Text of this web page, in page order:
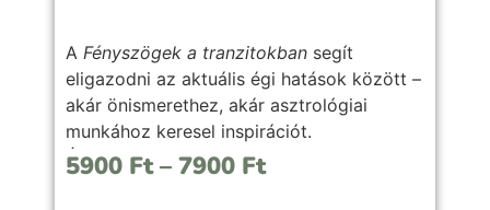
A Fényszögek a tranzitokban segít
eligazodni az aktuális égi hatások között –
akár önismerethez, akár asztrológiai
munkához keresel inspirációt.
Átlátható, gyakorlati útmutató a
5900 Ft – 7900 Ft